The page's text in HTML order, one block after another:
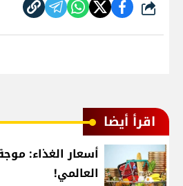
شارك
اقرأ أيضا
أسعار الغذاء:
العالمي!